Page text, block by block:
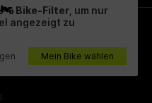
Bike-Filter , um nur
angezeigt zu
Mein Bike wählen
Deutschland!